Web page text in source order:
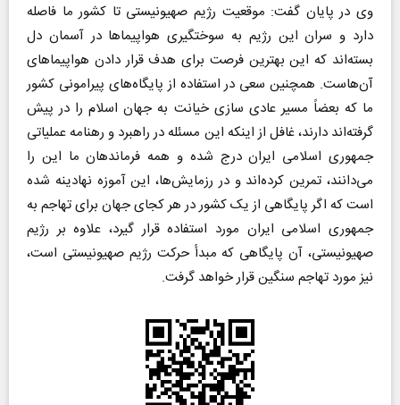
وی در پایان گفت: موقعیت رژیم صهیونیستی تا کشور ما فاصله
دارد و سران این رژیم به سوختگیری هواپیماها در آسمان دل
بسته‌اند که این بهترین فرصت برای هدف قرار دادن هواپیماهای
آن‌هاست. همچنین سعی در استفاده از پایگاه‌های پیرامونی کشور
ما که بعضاً مسیر عادی سازی خیانت به جهان اسلام را در پیش
گرفته‌اند دارند، غافل از اینکه این مسئله در راهبرد و رهنامه عملیاتی
جمهوری اسلامی ایران درج شده و همه فرماندهان ما این را
می‌دانند، تمرین کرده‌اند و در رزمایش‌ها، این آموزه نهادینه شده
است که اگر پایگاهی از یک کشور در هر کجای جهان برای تهاجم به
جمهوری اسلامی ایران مورد استفاده قرار گیرد، علاوه بر رژیم
صهیونیستی، آن پایگاهی که مبدأ حرکت رژیم صهیونیستی است،
نیز مورد تهاجم سنگین قرار خواهد گرفت.